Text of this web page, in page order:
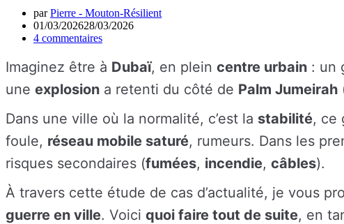
parPierre - Mouton-Résilient
01/03/202628/03/2026
4 commentaires
Imaginez être à Dubaï, en plein centre urbain : un
une explosion a retenti du côté de Palm Jumeirah
Dans une ville où la normalité, c’est la stabilité, ce
foule, réseau mobile saturé, rumeurs. Dans les
risques secondaires (fumées, incendie, câbles).
À travers cette étude de cas d’actualité, je vous
guerre en ville. Voici quoi faire tout de suite, en